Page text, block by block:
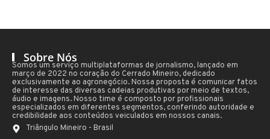
Sobre Nós
Somos um serviço multiplataformas de jornalismo, lançado em
março de 2022 no coração do Cerrado Mineiro, dedicado
exclusivamente ao agronegócio. Nossa proposta é comunicar fatos
de interesse das diversas cadeias produtivas por meio de textos,
áudio e imagens. Nosso time é composto por profissionais
especializados em diferentes segmentos, conferindo autoridade e
credibilidade aos conteúdos veiculados em nossos canais.
Triângulo Mineiro - Brasil